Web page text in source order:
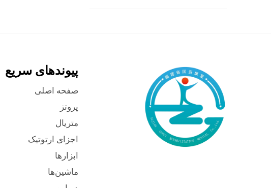
پیوندهای سریع
صفحه اصلی
پروتز
متریال
اجزای ارتوتیک
ابزارها
ماشین‌ها